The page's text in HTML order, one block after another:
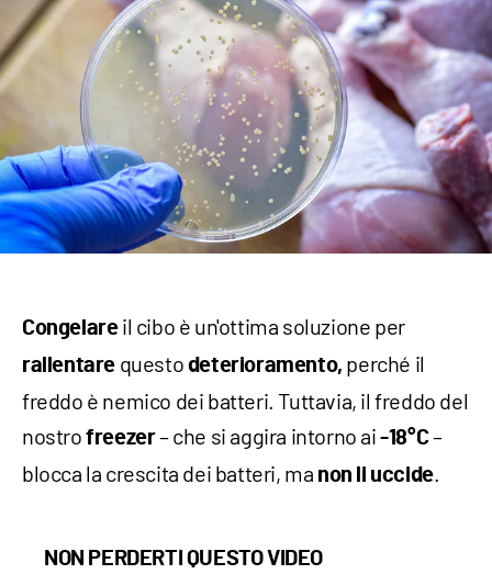
Congelareil cibo è un'ottima soluzione per
rallentare questo deterioramento, perché il
freddo è nemico dei batteri. Tuttavia, il freddo del
nostrofreezer– che si aggira intorno ai-18°C–
blocca la crescita dei batteri, ma non li uccide.
NON PERDERTI QUESTO VIDEO